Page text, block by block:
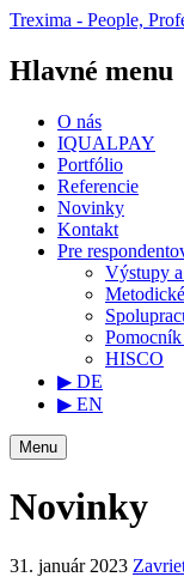
Trexima - People,
Hlavné menu
O nás
IQUALPAY
Portfólio
Referencie
Novinky
Kontakt
Pre
Výstupy
HISCO
▶ DE
▶ EN
Menu
Novinky
31. január 2023